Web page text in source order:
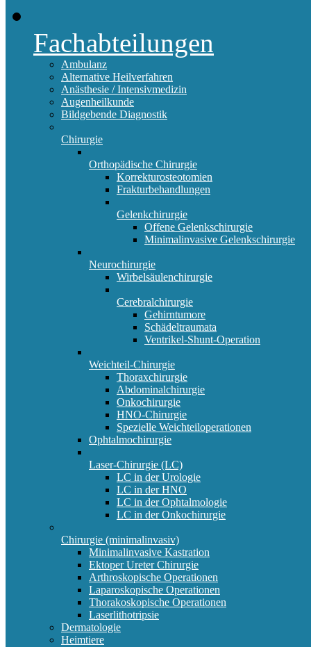
Fachabteilungen
Ambulanz
Alternative Heilverfahren
Anästhesie / Intensivmedizin
Augenheilkunde
Bildgebende Diagnostik
Chirurgie
Orthopädische Chirurgie
Korrekturosteotomien
Frakturbehandlungen
Gelenkchirurgie
Offene Gelenkschirurgie
Minimalinvasive Gelenkschirurgie
Neurochirurgie
Wirbelsäulenchirurgie
Cerebralchirurgie
Gehirntumore
Schädeltraumata
Ventrikel-Shunt-Operation
Weichteil-Chirurgie
Thoraxchirurgie
Abdominalchirurgie
Onkochirurgie
HNO-Chirurgie
Spezielle Weichteiloperationen
Ophtalmochirurgie
Laser-Chirurgie (LC)
LC in der Urologie
LC in der HNO
LC in der Ophtalmologie
LC in der Onkochirurgie
Chirurgie (minimalinvasiv)
Minimalinvasive Kastration
Ektoper Ureter Chirurgie
Arthroskopische Operationen
Laparoskopische Operationen
Thorakoskopische Operationen
Laserlithotripsie
Dermatologie
Heimtiere